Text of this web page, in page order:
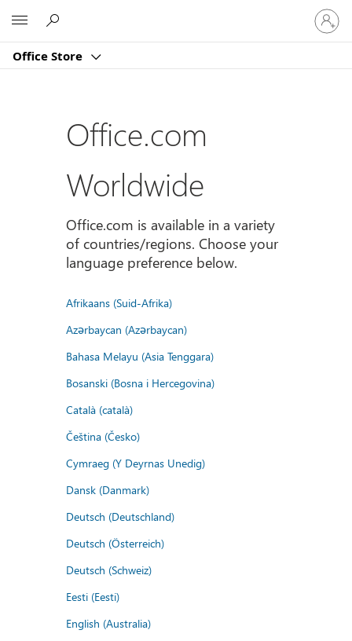
Office Store
Sign
in
to
account
Office.com
Worldwide
Office.com is available in a variety
of countries/regions. Choose your
language preference below.
Afrikaans (Suid-Afrika)
Azərbaycan (Azərbaycan)
Bahasa Melayu (Asia Tenggara)
Bosanski (Bosna i Hercegovina)
Català (català)
Čeština (Česko)
Cymraeg (Y Deyrnas Unedig)
Dansk (Danmark)
Deutsch (Deutschland)
Deutsch (Österreich)
Deutsch (Schweiz)
Eesti (Eesti)
English (Australia)